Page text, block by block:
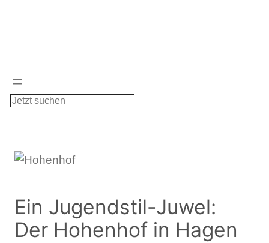
S
h
Ein Jugendstil-Juwel:
Der Hohenhof in Hagen